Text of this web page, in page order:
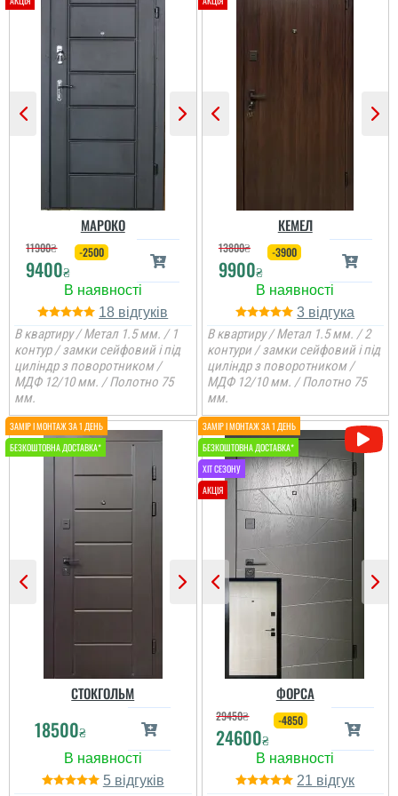
чекати не потрібно було
непогані.
Олег
Сподобався конструктив
та наповненням. Тут ж
терморозрив. Хлопці
...
Іван
Класний дизайн,надійне
дерев'яне покриття,
хороші замки і метал,
гарно утеплені, дякую за
допомогу у виборі
дверей, все дуже
надійно....
МАРОКО
11900₴
9400₴
-2500
18
В квартиру / Метал 1.5 мм. / 1
контур / замки сейфовий і під
циліндр з поворотником /
МДФ 12/10 мм. / Полотно 75
мм.
КЕМЕЛ
13800₴
9900₴
-3900
3
В квартиру / Метал 1.5 мм. / 2
контури / замки сейфовий і під
циліндр з поворотником /
МДФ 12/10 мм. / Полотно 75
мм.
СТОКГОЛЬМ
18500₴
5
ФОРСА
29450₴
24600₴
-4850
21